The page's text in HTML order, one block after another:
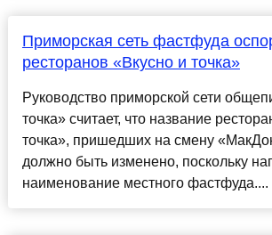
Приморская сеть фастфуда
ресторанов «Вкусно и точка»
Руководство приморской сети
точка» считает, что название
точка», пришедших на смену
должно быть изменено, поскольку
наименование местного фастфуда....